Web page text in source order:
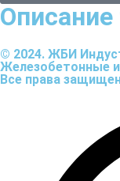
Описание
© 2024. ЖБИ
Железобетонные
Все права